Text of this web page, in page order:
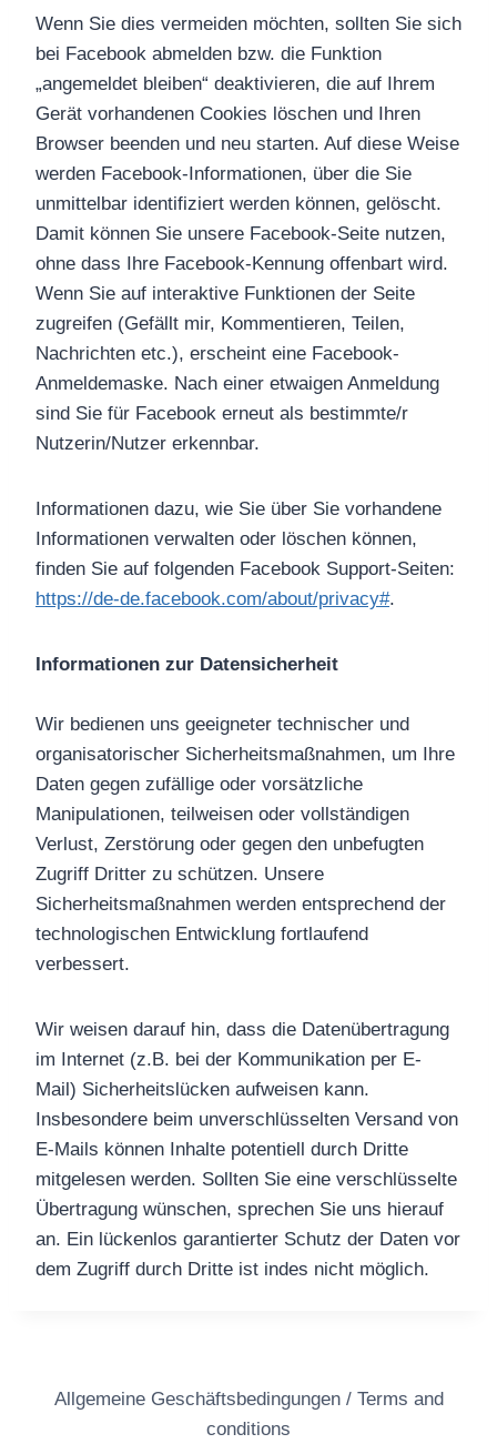
Wenn Sie dies vermeiden möchten, sollten Sie sich
bei Facebook abmelden bzw. die Funktion
„angemeldet bleiben“ deaktivieren, die auf Ihrem
Gerät vorhandenen Cookies löschen und Ihren
Browser beenden und neu starten. Auf diese Weise
werden Facebook-Informationen, über die Sie
unmittelbar identifiziert werden können, gelöscht.
Damit können Sie unsere Facebook-Seite nutzen,
ohne dass Ihre Facebook-Kennung offenbart wird.
Wenn Sie auf interaktive Funktionen der Seite
zugreifen (Gefällt mir, Kommentieren, Teilen,
Nachrichten etc.), erscheint eine Facebook-
Anmeldemaske. Nach einer etwaigen Anmeldung
sind Sie für Facebook erneut als bestimmte/r
Nutzerin/Nutzer erkennbar.
Informationen dazu, wie Sie über Sie vorhandene
Informationen verwalten oder löschen können,
finden Sie auf folgenden Facebook Support-Seiten:
https://de-de.facebook.com/about/privacy#.
Informationen zur Datensicherheit
Wir bedienen uns geeigneter technischer und
organisatorischer Sicherheitsmaßnahmen, um Ihre
Daten gegen zufällige oder vorsätzliche
Manipulationen, teilweisen oder vollständigen
Verlust, Zerstörung oder gegen den unbefugten
Zugriff Dritter zu schützen. Unsere
Sicherheitsmaßnahmen werden entsprechend der
technologischen Entwicklung fortlaufend
verbessert.
Wir weisen darauf hin, dass die Datenübertragung
im Internet (z.B. bei der Kommunikation per E-
Mail) Sicherheitslücken aufweisen kann.
Insbesondere beim unverschlüsselten Versand von
E-Mails können Inhalte potentiell durch Dritte
mitgelesen werden. Sollten Sie eine verschlüsselte
Übertragung wünschen, sprechen Sie uns hierauf
an. Ein lückenlos garantierter Schutz der Daten vor
dem Zugriff durch Dritte ist indes nicht möglich.
Allgemeine Geschäftsbedingungen / Terms and
conditions